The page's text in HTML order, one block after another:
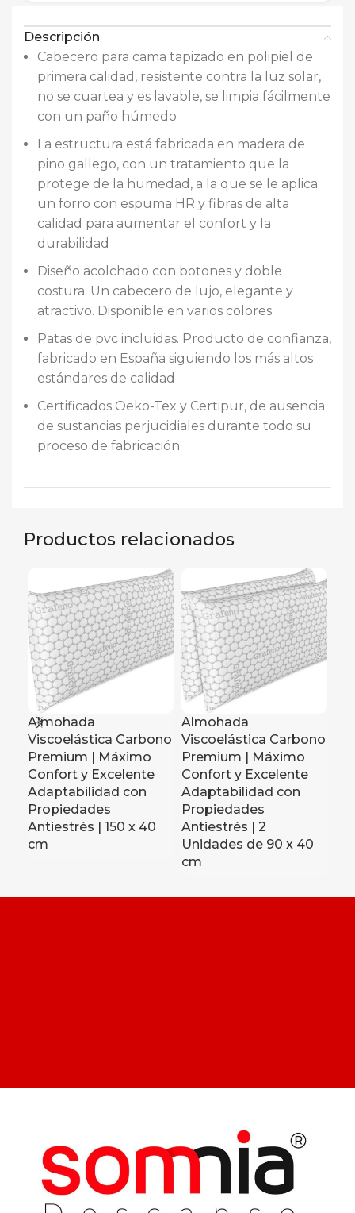
Descripción
Cabecero para cama tapizado en polipiel de
primera calidad, resistente contra la luz solar,
no se cuartea y es lavable, se limpia fácilmente
con un paño húmedo
La estructura está fabricada en madera de
pino gallego, con un tratamiento que la
protege de la humedad, a la que se le aplica
un forro con espuma HR y fibras de alta
calidad para aumentar el confort y la
durabilidad
Diseño acolchado con botones y doble
costura. Un cabecero de lujo, elegante y
atractivo. Disponible en varios colores
Patas de pvc incluidas. Producto de confianza,
fabricado en España siguiendo los más altos
estándares de calidad
Certificados Oeko-Tex y Certipur, de ausencia
de sustancias perjucidiales durante todo su
proceso de fabricación
Productos relacionados
Almohada
Viscoelástica Carbono
Premium | Máximo
Confort y Excelente
Adaptabilidad con
Propiedades
Antiestrés | 150 x 40
cm
Almohada
Viscoelástica Carbono
Premium | Máximo
Confort y Excelente
Adaptabilidad con
Propiedades
Antiestrés | 2
Unidades de 90 x 40
cm